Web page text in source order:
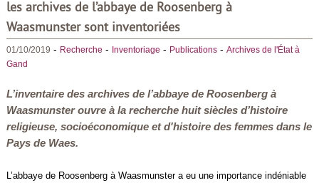
les archives de l’abbaye de Roosenberg à
Waasmunster sont inventoriées
01/10/2019 - Recherche - Inventoriage - Publications- Archives de l'État à
Gand
L’inventaire des archives de l’abbaye de Roosenberg à
Waasmunster ouvre à la recherche huit siècles d’histoire
religieuse, socioéconomique et d'histoire des femmes dans le
Pays de Waes.
L’abbaye de Roosenberg à Waasmunster a eu une importance indéniable